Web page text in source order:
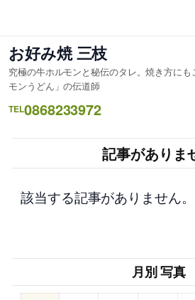
ス
キ
ッ
プ
お好み焼 三枝
究極の牛ホルモンと秘伝のタレ。焼き方に
モンうどん」の伝道師
TEL0868233972
記事がありま
該当する記事がありません。
月別 写真